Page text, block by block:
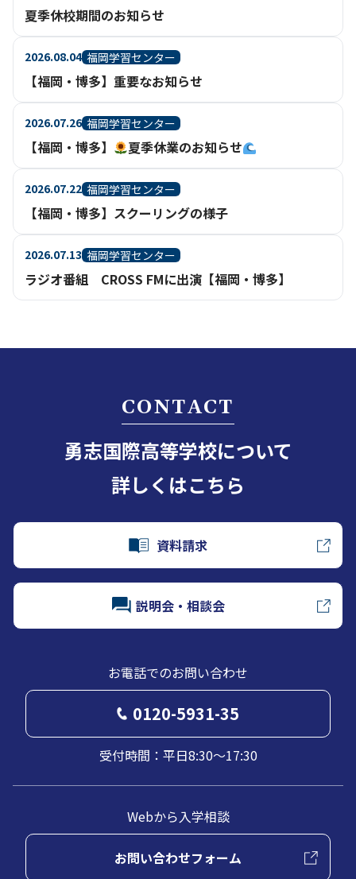
夏季休校期間のお知らせ
2026.08.04 福岡学習センター
【福岡・博多】重要なお知らせ
2026.07.26 福岡学習センター
【福岡・博多】 夏季休業のお知らせ
2026.07.22 福岡学習センター
【福岡・博多】スクーリングの様子
2026.07.13 福岡学習センター
ラジオ番組 CROSS FMに出演【福岡・博多】
CONTACT
勇志国際高等学校について
詳しくはこちら
資料請求
説明会・相談会
お電話でのお問い合わせ
0120-5931-35
受付時間：平日8:30～17:30
Webから入学相談
お問い合わせフォーム